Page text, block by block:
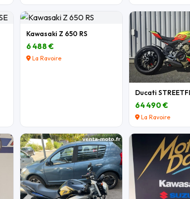
Kawasaki Z 650 RS
6 488 €
La Ravoire
64 490 €
La Ravoire